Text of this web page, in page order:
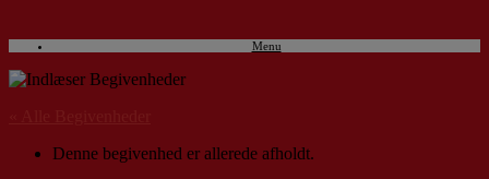
Menu
Denne begivenhed er allerede afholdt.